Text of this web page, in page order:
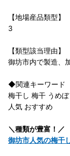
【地場産品類型】
3
【類型該当理由】
御坊市内で製造、
◆関連キーワード
梅干し 梅干 うめ
人気 おすすめ
＼種類が豊富！／
御坊市人気の梅干